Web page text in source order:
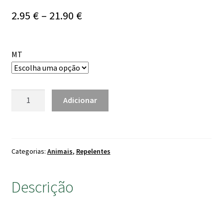
2.95 € – 21.90 €Price
through
21.90 €
MT
Adicionar
Categorias: Animais, Repelentes
Descrição